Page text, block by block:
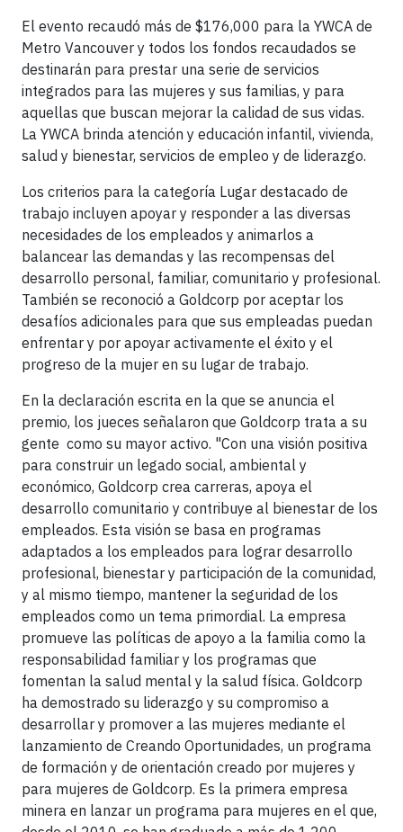
El evento recaudó más de $176,000 para la YWCA de
Metro Vancouver y todos los fondos recaudados se
destinarán para prestar una serie de servicios
integrados para las mujeres y sus familias, y para
aquellas que buscan mejorar la calidad de sus vidas.
La YWCA brinda atención y educación infantil, vivienda,
salud y bienestar, servicios de empleo y de liderazgo.
Los criterios para la categoría Lugar destacado de
trabajo incluyen apoyar y responder a las diversas
necesidades de los empleados y animarlos a
balancear las demandas y las recompensas del
desarrollo personal, familiar, comunitario y profesional.
También se reconoció a Goldcorp por aceptar los
desafíos adicionales para que sus empleadas puedan
enfrentar y por apoyar activamente el éxito y el
progreso de la mujer en su lugar de trabajo.
En la declaración escrita en la que se anuncia el
premio, los jueces señalaron que Goldcorp trata a su
gente como su mayor activo. "Con una visión positiva
para construir un legado social, ambiental y
económico, Goldcorp crea carreras, apoya el
desarrollo comunitario y contribuye al bienestar de los
empleados. Esta visión se basa en programas
adaptados a los empleados para lograr desarrollo
profesional, bienestar y participación de la comunidad,
y al mismo tiempo, mantener la seguridad de los
empleados como un tema primordial. La empresa
promueve las políticas de apoyo a la familia como la
responsabilidad familiar y los programas que
fomentan la salud mental y la salud física. Goldcorp
ha demostrado su liderazgo y su compromiso a
desarrollar y promover a las mujeres mediante el
lanzamiento de Creando Oportunidades, un programa
de formación y de orientación creado por mujeres y
para mujeres de Goldcorp. Es la primera empresa
minera en lanzar un programa para mujeres en el que,